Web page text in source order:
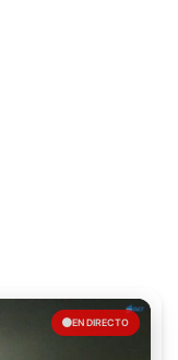
EN DIRECTO